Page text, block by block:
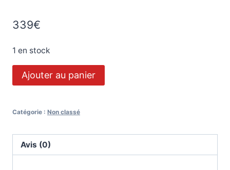
339€
1 en stock
Ajouter au panier
Catégorie : Non classé
Avis (0)